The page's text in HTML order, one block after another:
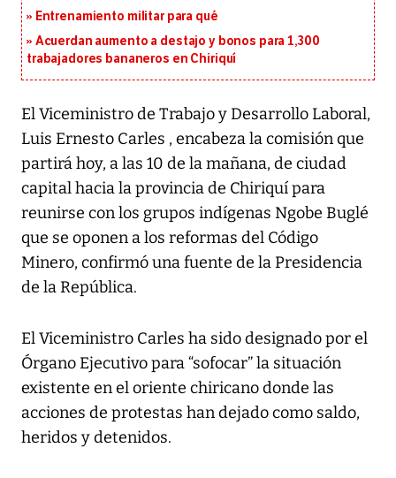
Entrenamiento militar para qué
Acuerdan aumento a destajo y bonos para 1,300
trabajadores bananeros en Chiriquí
El Viceministro de Trabajo y Desarrollo Laboral,
Luis Ernesto Carles , encabeza la comisión que
partirá hoy, a las 10 de la mañana, de ciudad
capital hacia la provincia de Chiriquí para
reunirse con los grupos indígenas Ngobe Buglé
que se oponen a los reformas del Código
Minero, confirmó una fuente de la Presidencia
de la República.
El Viceministro Carles ha sido designado por el
Órgano Ejecutivo para “sofocar” la situación
existente en el oriente chiricano donde las
acciones de protestas han dejado como saldo,
heridos y detenidos.